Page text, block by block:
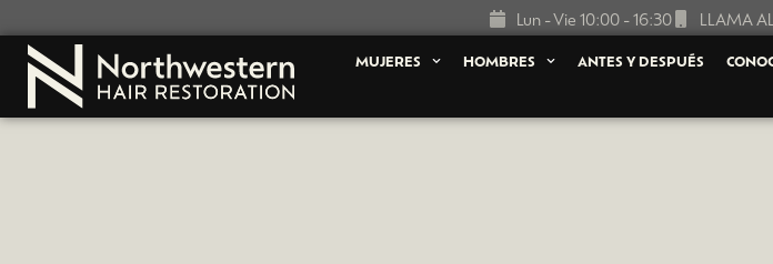
Lun - Vie 10:00 - 16:30 LLAMA
MUJERES HOMBRES ANTES Y DESPUÉS